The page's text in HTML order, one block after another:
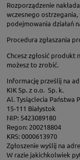
Rozporządzenie
wczesnego ostrzegania,
podejmowania działań
Procedura zgłaszania
Chcesz zgłosić produkt
możesz to zrobić.
Informację prześlij na
KIK Sp. z o.o. Sp. k.
Al. Tysiąclecia Państwa
15-111 Białystok
NIP: 5423089180
Regon: 200218804
KRS: 0000613970
Zgłoszenie wyślij na
W razie jakichkolwiek